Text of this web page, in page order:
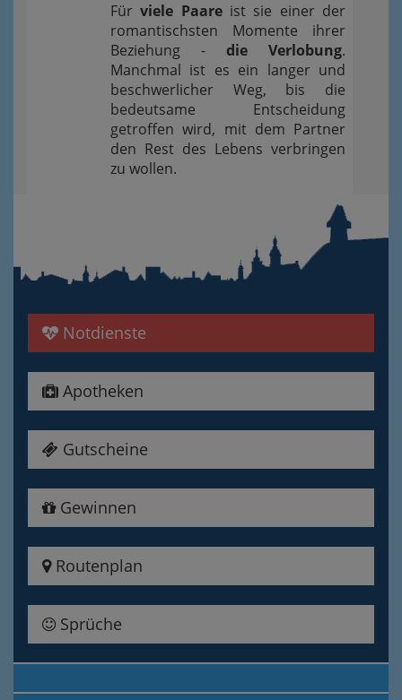
Fürviele Paareist sie einer der
romantischsten Momente ihrer
Beziehung - die Verlobung.
Manchmal ist es ein langer und
beschwerlicher Weg, bis die
bedeutsame Entscheidung
getroffen wird, mit dem Partner
den Rest des Lebens verbringen
zu wollen.
Notdienste
Apotheken
Gutscheine
Gewinnen
Routenplan
Sprüche